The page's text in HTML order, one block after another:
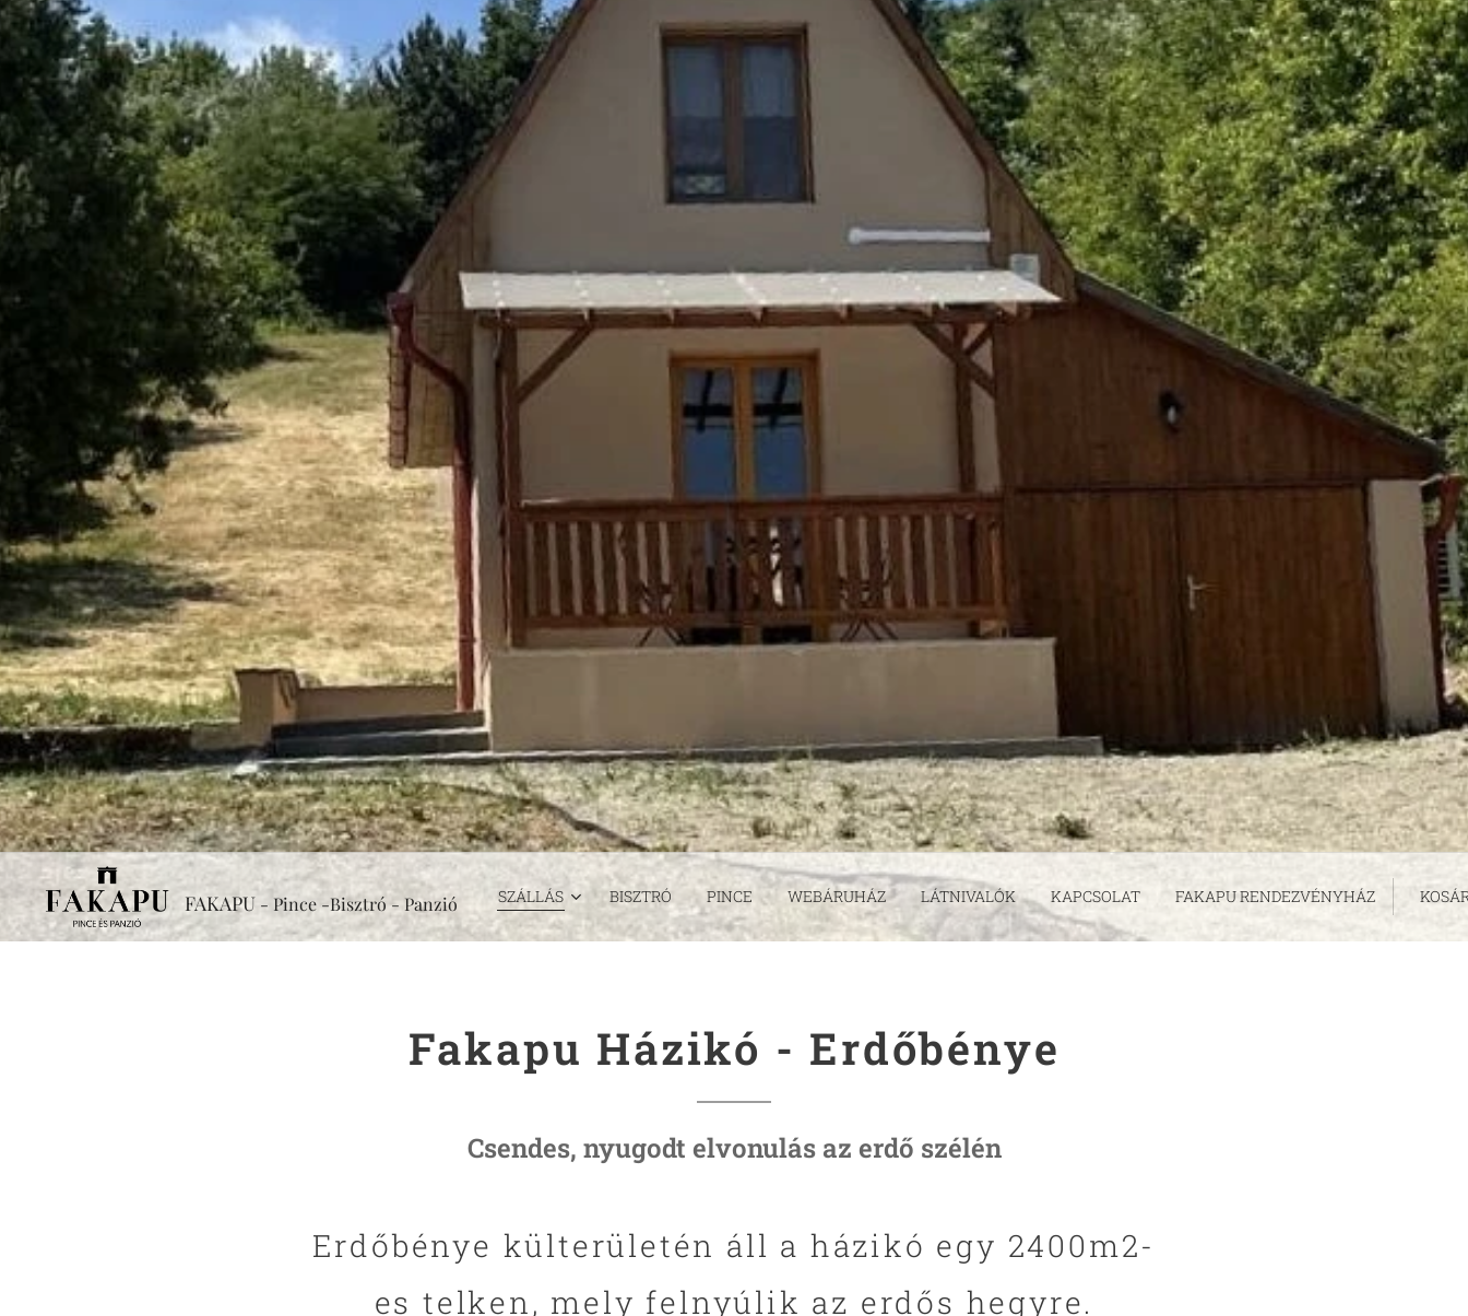
FAKAPU - Pince -Bisztró - Panzió SZÁLLÁS BISZTRÓ PINCE WEBÁRUHÁZ LÁTNIVALÓK KAPCSOLAT FAKAPU RENDEZVÉNYHÁZ
Fakapu Házikó - Erdőbénye
Csendes, nyugodt elvonulás az erdő szélén
Erdőbénye külterületén áll a házikó egy 2400m2-
es telken, mely felnyúlik az erdős hegyre.